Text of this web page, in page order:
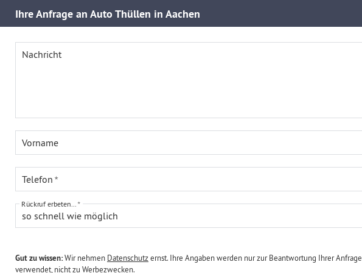
IhreAnfrage an Auto Thüllen in Aachen
Nachricht
Vorname
Telefon
so schnell wie möglich
Rückruf erbeten...
Gut zu wissen:Wir nehmen Datenschutzernst. Ihre Angaben werden nur zur Beantwortung Ihrer Anfrage
verwendet, nicht zu Werbezwecken.